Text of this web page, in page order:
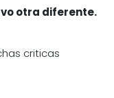
otra diferente.
criticas